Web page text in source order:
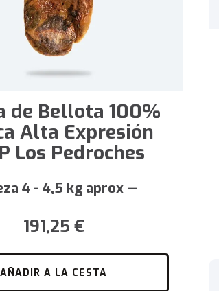
de Bellota 100%
Alta Expresión
Los Pedroches
4 - 4,5 kg aprox —
191,25 €
AÑADIR A LA CESTA